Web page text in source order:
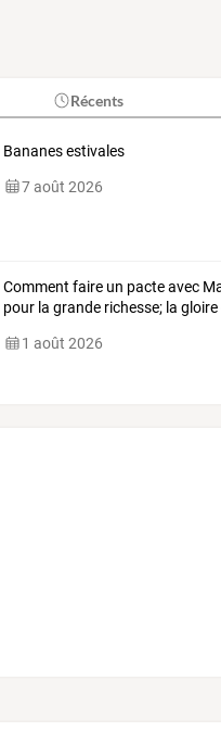
Récents
Bananes estivales
7 août 2026
Comment faireun pacteavec
pourla granderichesse;la gloire
1 août 2026